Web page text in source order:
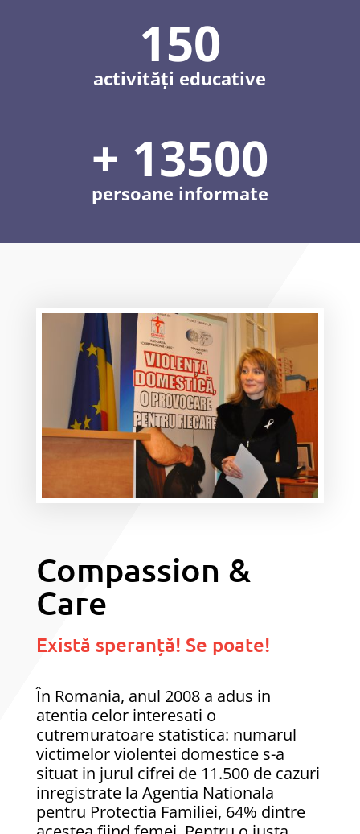
150
activități educative
+ 13500
persoane informate
Compassion &
Care
Există speranță! Se poate!
În Romania, anul 2008 a adus in
atentia celor interesati o
cutremuratoare statistica: numarul
victimelor violentei domestice s-a
situat in jurul cifrei de 11.500 de cazuri
inregistrate la Agentia Nationala
pentru Protectia Familiei, 64% dintre